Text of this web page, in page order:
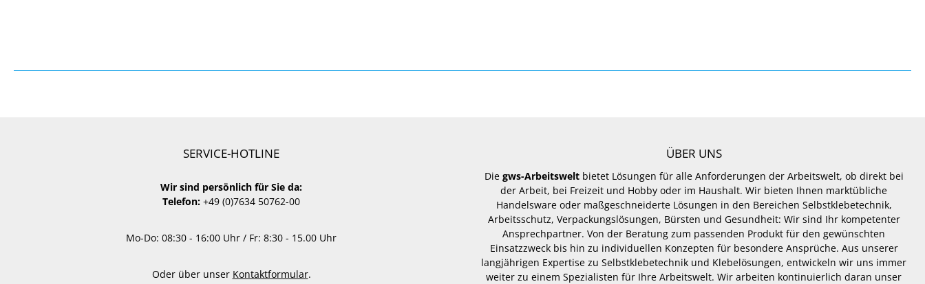
SERVICE-HOTLINE
Wir sind persönlich für Sie da:
Telefon: +49 (0)7634 50762-00
Mo-Do: 08:30 - 16:00 Uhr / Fr: 8:30 - 15.00 Uhr
Oder über unser Kontaktformular.
ÜBER UNS
Die gws-Arbeitsweltbietet Lösungen für alle Anforderungen der Arbeitswelt, ob direkt bei
der Arbeit, bei Freizeit und Hobby oder im Haushalt. Wir bieten Ihnen marktübliche
Handelsware oder maßgeschneiderte Lösungen in den Bereichen Selbstklebetechnik,
Arbeitsschutz, Verpackungslösungen, Bürsten und Gesundheit: Wir sind Ihr kompetenter
Ansprechpartner. Von der Beratung zum passenden Produkt für den gewünschten
Einsatzzweck bis hin zu individuellen Konzepten für besondere Ansprüche. Aus unserer
langjährigen Expertise zu Selbstklebetechnik und Klebelösungen, entwickeln wir uns immer
weiter zu einem Spezialisten für Ihre Arbeitswelt. Wir arbeiten kontinuierlich daran unser